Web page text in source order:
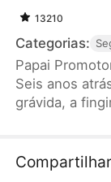
13210
Categorias:
Papai
Seis anos
grávida, a
menina que
Compartilhar